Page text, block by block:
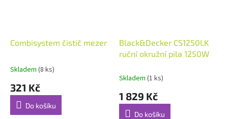
Combisystem čistič mezer
Průměrné
produktu
5,0
Skladem (8 ks)
321 Kč
Do košíku
Black&Decker CS1250LK
ruční okružní pila 1250W
Skladem (1 ks)
1 829 Kč
Do košíku